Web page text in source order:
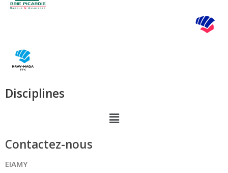
Disciplines
Contactez-nous
EIAMY